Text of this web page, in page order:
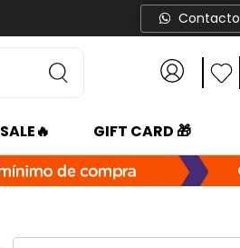
Contacto
SALE🔥 GIFT CARD 🎁